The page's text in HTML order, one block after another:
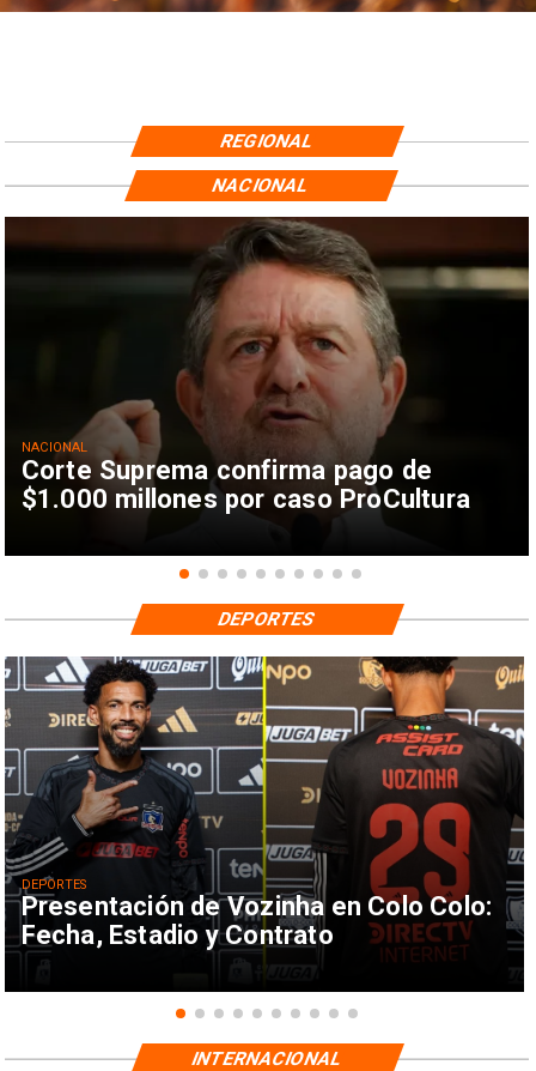
REGIONAL
Corte Suprema confirma pago de
$1.000 millones por caso ProCultura
NACIONAL
NACIONAL
Presentación de Vozinha en Colo Colo:
Fecha, Estadio y Contrato
DEPORTES
DEPORTES
INTERNACIONAL